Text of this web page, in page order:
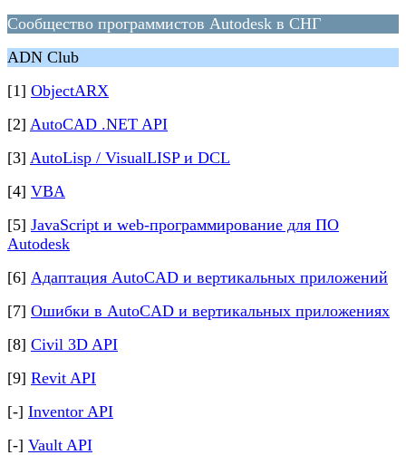
Сообщество программистов Autodesk в СНГ
ADN Club
[1] ObjectARX
[2] AutoCAD .NET API
[3] AutoLisp / VisualLISP и DCL
[4] VBA
[5] JavaScript и web-программирование для ПО
Autodesk
[6] Адаптация AutoCAD и вертикальных приложений
[7] Ошибки в AutoCAD и вертикальных приложениях
[8] Civil 3D API
[9] Revit API
[-] Inventor API
[-] Vault API